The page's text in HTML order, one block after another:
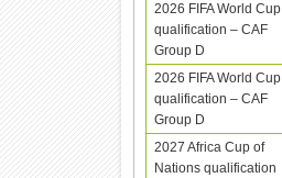
2026 FIFA World Cup
qualification – CAF
Group D
2026 FIFA World Cup
qualification – CAF
Group D
2027 Africa Cup of
Nations qualification